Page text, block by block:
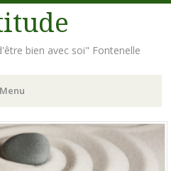
bien avec soi" Fontenelle
Menu